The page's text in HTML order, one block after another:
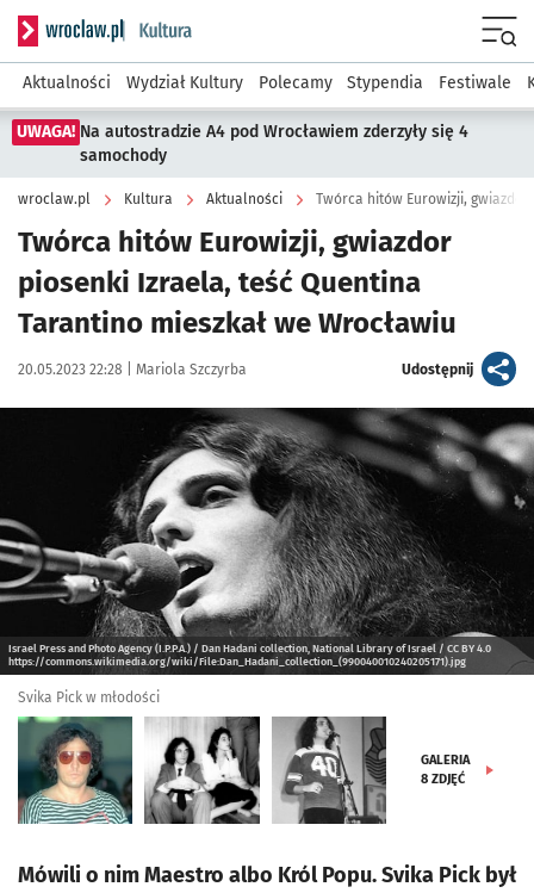
Serwis informacyjny wroclaw.pl podserwis: Kultura
Aktualności Wydział Kultury Polecamy Stypendia Festiwale
UWAGA! Na autostradzie A4 pod Wrocławiem zderzyły się 4
samochody
wroclaw.pl Kultura Aktualności
Twórca hitów Eurowizji, gwiazdor
piosenki Izraela, teść Quentina
Tarantino mieszkał we Wrocławiu
Data publikacji:
20.05.2023 22:28 | Autor:
Mariola Szczyrba Udostępnijartykuł
Kliknij, aby zobaczyć galerię
Israel Press and Photo Agency (I.P.P.A.) / Dan Hadani collection, National Library of Israel / CC BY 4.0
https://commons.wikimedia.org/wiki/File:Dan_Hadani_collection_(990040010240205171).jpg
Svika Pick w młodości
GALERIA
8 ZDJĘĆ
Mówili o nim Maestro albo Król Popu. Svika Pick był